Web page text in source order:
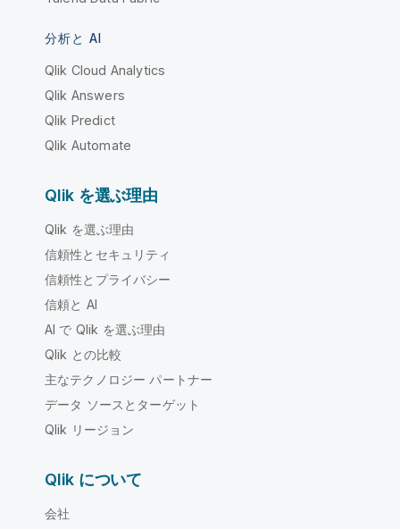
分析と AI
Qlik Cloud Analytics
Qlik Answers
Qlik Predict
Qlik Automate
Qlik を選ぶ理由
Qlik を選ぶ理由
信頼性とセキュリティ
信頼性とプライバシー
信頼と AI
AI で Qlik を選ぶ理由
Qlik との比較
主なテクノロジー パートナー
データ ソースとターゲット
Qlik リージョン
Qlik について
会社